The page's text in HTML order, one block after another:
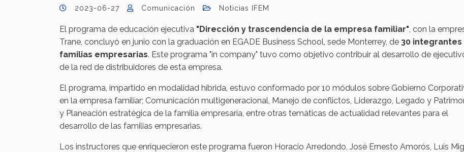
2023-06-27 Comunicación Noticias IFEM
El programa de educación ejecutiva "Dirección y trascendencia de la empresa familiar", con la
Trane, concluyó en junio con la graduación en EGADE Business School, sede Monterrey, de 30 integrantes
familias empresarias. Este programa "in company" tuvo como objetivo contribuir al desarrollo de
de la red de distribuidores de esta empresa.
El programa, impartido en modalidad híbrida, estuvo conformado por 10 módulos sobre Gobierno
en la empresa familiar; Comunicación multigeneracional, Manejo de conflictos, Liderazgo, Legado y
y Planeación estratégica de la familia empresaria, entre otras temáticas de actualidad relevantes para el
desarrollo de las familias empresarias.
Los instructores que enriquecieron este programa fueron Horacio Arredondo, José Ernesto Amorós, Luis